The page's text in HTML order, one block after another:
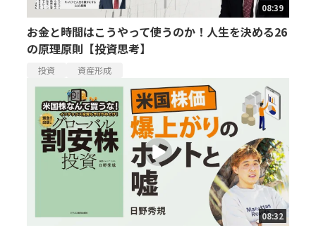
08:39
お金と時間はこうやって使うのか！人生を決める26
の原理原則【投資思考】
投資 資産形成
08:32